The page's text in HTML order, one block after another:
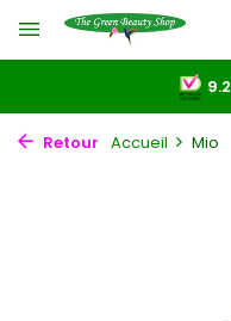
9.2
Retour Accueil Mio